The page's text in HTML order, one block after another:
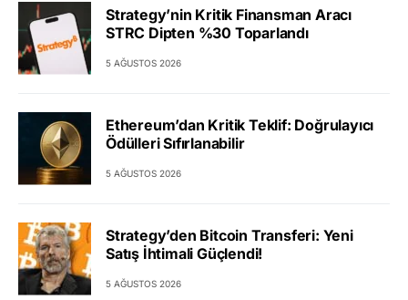
Strategy’nin Kritik Finansman Aracı
STRC Dipten %30 Toparlandı
5 AĞUSTOS 2026
Ethereum’dan Kritik Teklif: Doğrulayıcı
Ödülleri Sıfırlanabilir
5 AĞUSTOS 2026
Strategy’den Bitcoin Transferi: Yeni
Satış İhtimali Güçlendi!
5 AĞUSTOS 2026